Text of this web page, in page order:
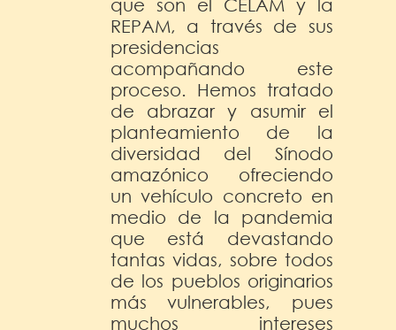
que son el CELAM y la
REPAM, a través de sus
presidencias
acompañando este
proceso. Hemos tratado
de abrazar y asumir el
planteamiento de la
diversidad del Sínodo
amazónico ofreciendo
un vehículo concreto en
medio de la pandemia
que está devastando
tantas vidas, sobre todos
de los pueblos originarios
más vulnerables, pues
muchos intereses